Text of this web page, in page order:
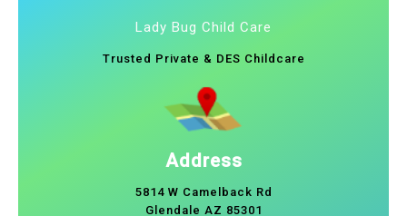
Lady Bug Child Care
Trusted Private & DES Childcare
Address
5814 W Camelback Rd
Glendale AZ 85301